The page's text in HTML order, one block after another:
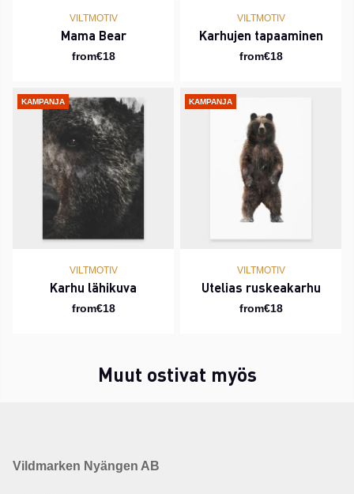
VILTMOTIV
Mama Bear
from€18
VILTMOTIV
Karhujen tapaaminen
from€18
KAMPANJA
VILTMOTIV
Karhu lähikuva
from€18
KAMPANJA
VILTMOTIV
Utelias ruskeakarhu
from€18
Muut ostivat myös
Vildmarken Nyängen AB